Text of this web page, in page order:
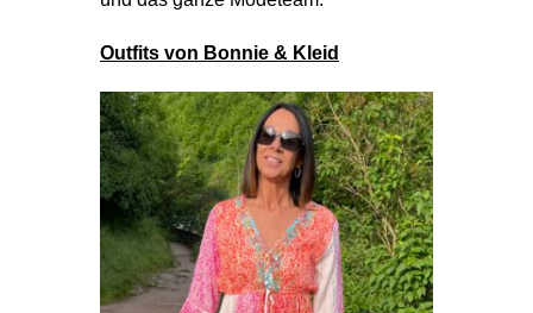
Outfits von Bonnie & Kleid